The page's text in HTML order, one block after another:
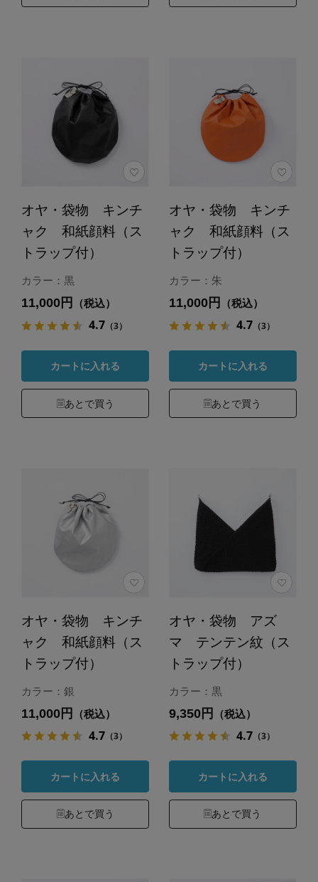
オヤ・袋物 キンチ
ャク 和紙顔料（ス
トラップ付）
カラー：黒
11,000円 （税込）
4.7（3）
カートに入れる
あとで買う
オヤ・袋物 キンチ
ャク 和紙顔料（ス
トラップ付）
カラー：朱
11,000円 （税込）
4.7（3）
カートに入れる
あとで買う
オヤ・袋物 キンチ
ャク 和紙顔料（ス
トラップ付）
カラー：銀
11,000円 （税込）
4.7（3）
カートに入れる
あとで買う
オヤ・袋物 アズ
マ テンテン紋（ス
トラップ付）
カラー：黒
9,350円 （税込）
4.7（3）
カートに入れる
あとで買う